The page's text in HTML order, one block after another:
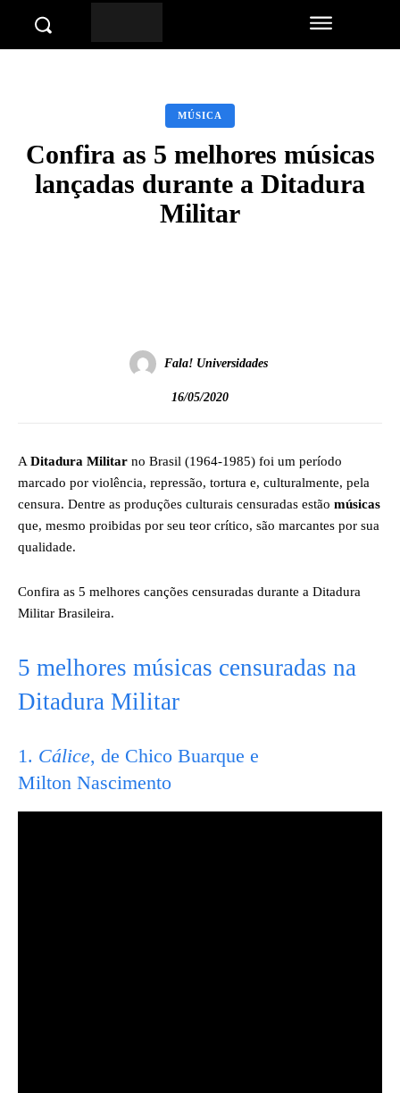
MÚSICA
Confira as 5 melhores músicas
lançadas durante a Ditadura
Militar
Fala! Universidades
16/05/2020
A Ditadura Militar no Brasil (1964-1985) foi um período
marcado por violência, repressão, tortura e, culturalmente, pela
censura. Dentre as produções culturais censuradas estão músicas
que, mesmo proibidas por seu teor crítico, são marcantes por sua
qualidade.
Confira as 5 melhores canções censuradas durante a Ditadura
Militar Brasileira.
5 melhores músicas censuradas na
Ditadura Militar
1. Cálice, de Chico Buarque e
Milton Nascimento